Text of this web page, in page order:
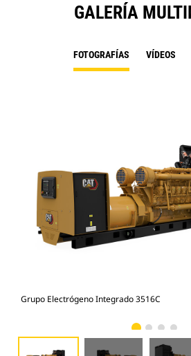
GALERÍA
FOTOGRAFÍAS VÍDEOS
Grupo Electrógeno Integrado 3516C